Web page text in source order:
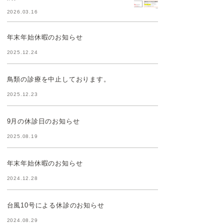
2026.03.16
年末年始休暇のお知らせ
2025.12.24
鳥類の診療を中止しております。
2025.12.23
9月の休診日のお知らせ
2025.08.19
年末年始休暇のお知らせ
2024.12.28
台風10号による休診のお知らせ
2024.08.29